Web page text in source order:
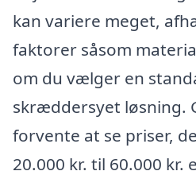
kan variere meget,
faktorer såsom
om du vælger en
skræddersyet løsning.
forvente at se priser,
20.000 kr. til 60.000 kr.